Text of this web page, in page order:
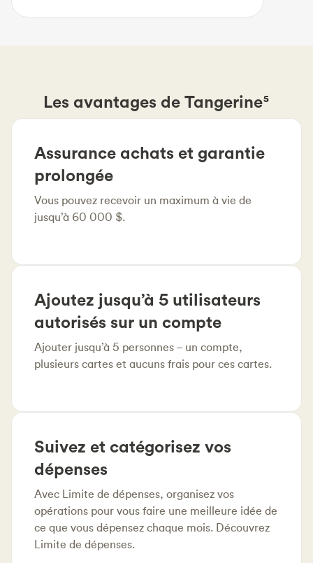
Les avantages de Tangerine⁵
Assurance achats et garantie
prolongée
Vous pouvez recevoir un maximum à vie de
jusqu’à 60 000 $.
Ajoutez jusqu’à 5 utilisateurs
autorisés sur un compte
Ajouter jusqu’à 5 personnes – un compte,
plusieurs cartes et aucuns frais pour ces cartes.
Suivez et catégorisez vos
dépenses
Avec Limite de dépenses, organisez vos
opérations pour vous faire une meilleure idée de
ce que vous dépensez chaque mois. Découvrez
Limite de dépenses.